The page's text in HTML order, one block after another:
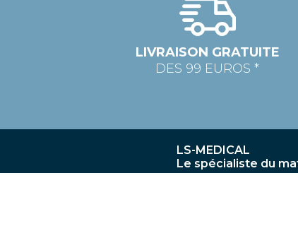
LIVRAISON GRATUITE
DES 99 EUROS *
LS-MEDICAL
Le spécialiste du